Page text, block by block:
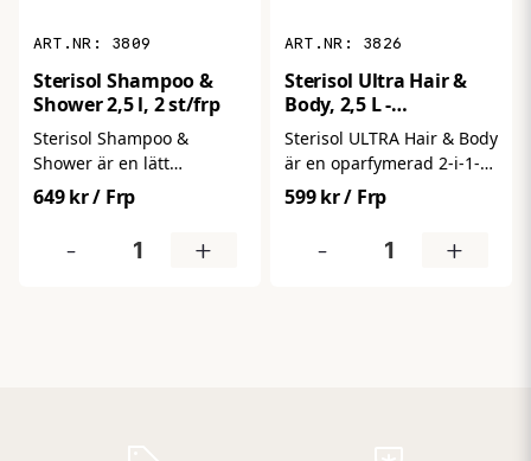
3809
Sterisol Shampoo &
Shower 2,5 l, 2 st/frp
Sterisol Shampoo &
Shower är en lätt
parfymerad 2-i-1-produkt
för kropp och hår,
framtagen för daglig
användning i
649 kr/ Frp
- +
3826
Sterisol Ultra Hair &
Body, 2,5 L -
oparfymerad, 2 st/frp
Sterisol ULTRA Hair & Body
är en oparfymerad 2-i-1-
duschprodukt för kropp
och hår, framtagen för
miljöer med frekvent
599 kr/ Frp
- +